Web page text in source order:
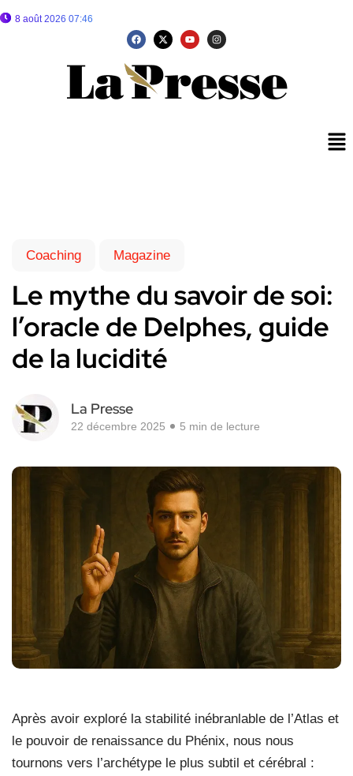
8 août 2026 07:46
Coaching Magazine
Le mythe du savoir de soi:
l’oracle de Delphes, guide
de la lucidité
La Presse
22 décembre 2025 5 min de lecture
Après avoir exploré la stabilité inébranlable de l’Atlas et
le pouvoir de renaissance du Phénix, nous nous
tournons vers l’archétype le plus subtil et cérébral :